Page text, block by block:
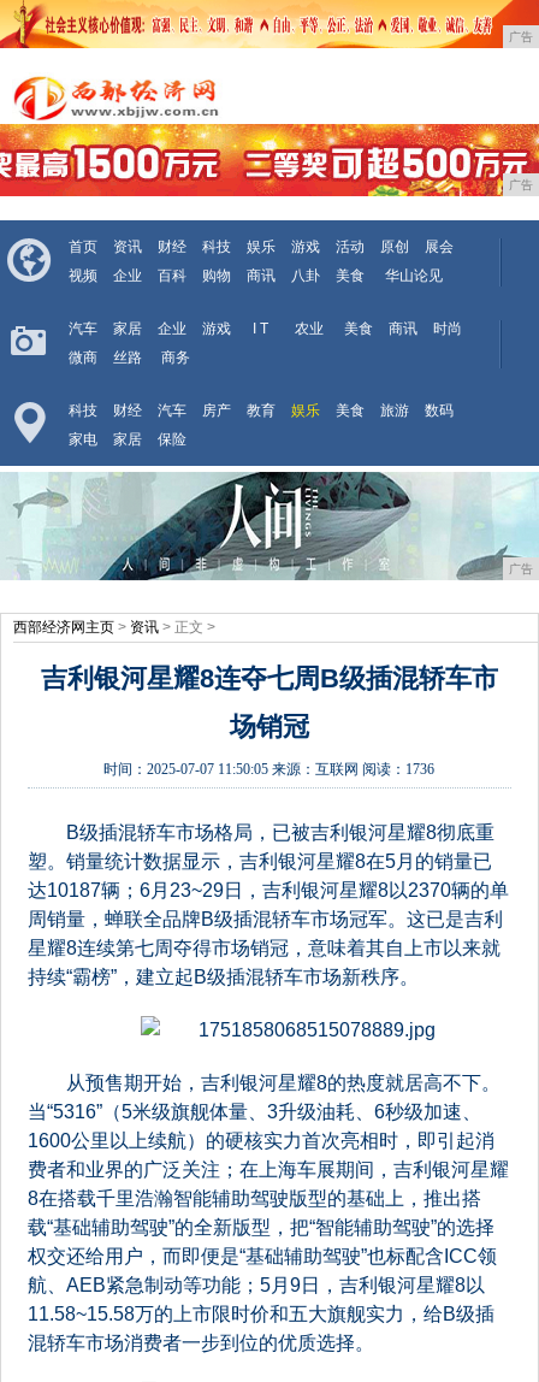
广告
广告
首页 资讯 财经 科技 娱乐 游戏 活动 原创
展会
视频
企业 百科 购物 商讯 八卦 美食 华山论见
汽车 家居 企业 游戏 I T 农业 美食 商讯
时尚
微商
丝路 商务
科技 财经 汽车 房产 教育 娱乐 美食 旅游
数码
家电
家居 保险
广告
西部经济网主页 > 资讯 > 正文 >
吉利银河星耀8连夺七周B级插混轿车市
场销冠
时间：2025-07-07 11:50:05 来源：互联网 阅读：1736
B级插混轿车市场格局，已被吉利银河星耀8彻底重
塑。销量统计数据显示，吉利银河星耀8在5月的销量已
达10187辆；6月23~29日，吉利银河星耀8以2370辆的单
周销量，蝉联全品牌B级插混轿车市场冠军。这已是吉利
星耀8连续第七周夺得市场销冠，意味着其自上市以来就
持续“霸榜”，建立起B级插混轿车市场新秩序。
从预售期开始，吉利银河星耀8的热度就居高不下。
当“5316”（5米级旗舰体量、3升级油耗、6秒级加速、
1600公里以上续航）的硬核实力首次亮相时，即引起消
费者和业界的广泛关注；在上海车展期间，吉利银河星耀
8在搭载千里浩瀚智能辅助驾驶版型的基础上，推出搭
载“基础辅助驾驶”的全新版型，把“智能辅助驾驶”的选择
权交还给用户，而即便是“基础辅助驾驶”也标配含ICC领
航、AEB紧急制动等功能；5月9日，吉利银河星耀8以
11.58~15.58万的上市限时价和五大旗舰实力，给B级插
混轿车市场消费者一步到位的优质选择。